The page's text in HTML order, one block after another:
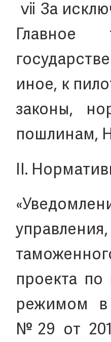
ⅶ За
Главное
иное, к
законы,
пошлинам,
II.
проекта
режимом в
№29 от